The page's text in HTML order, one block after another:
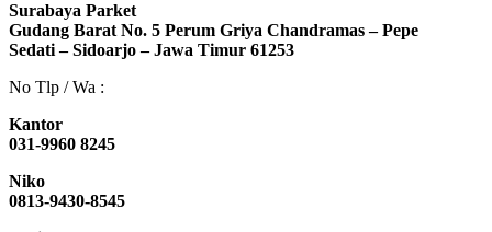
Surabaya Parket
Gudang Barat No. 5 Perum Griya Chandramas – Pepe
Sedati – Sidoarjo – Jawa Timur 61253
No Tlp / Wa :
Kantor
031-9960 8245
Niko
0813-9430-8545